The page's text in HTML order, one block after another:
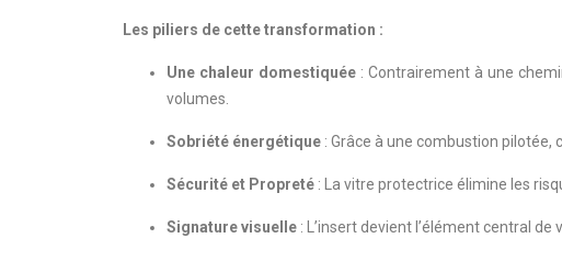
Les piliers de cette transformation :
Une chaleur domestiquée : Contrairement à une
volumes.
Sobriété énergétique : Grâce à une combustion
Sécurité et Propreté : La vitre protectrice élimine les
Signature visuelle : L’insert devient l’élément central